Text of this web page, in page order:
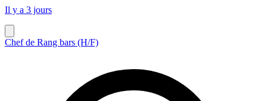
Il y a 3 jours
Chef de Rang bars (H/F)